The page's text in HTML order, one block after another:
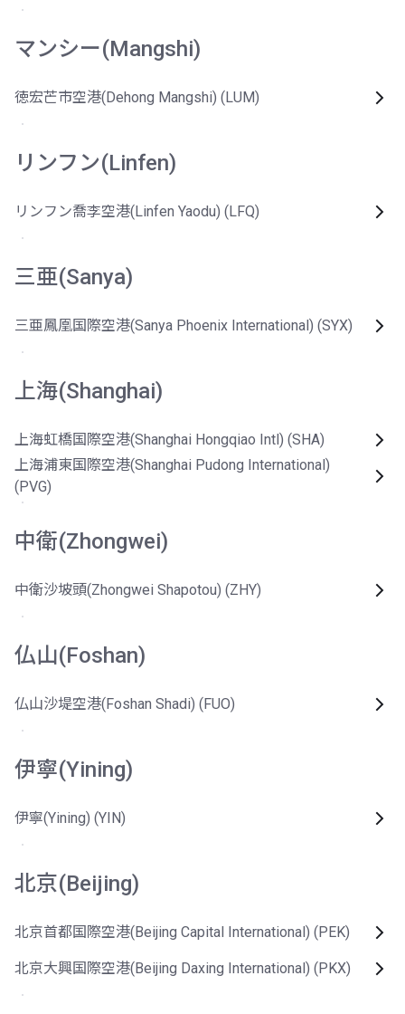
マンシー(Mangshi)
徳宏芒市空港(Dehong Mangshi) (LUM)
リンフン(Linfen)
リンフン喬李空港(Linfen Yaodu) (LFQ)
三亜(Sanya)
三亜鳳凰国際空港(Sanya Phoenix International) (SYX)
上海(Shanghai)
上海虹橋国際空港(Shanghai Hongqiao Intl) (SHA)
上海浦東国際空港(Shanghai Pudong International)
(PVG)
中衛(Zhongwei)
中衛沙坡頭(Zhongwei Shapotou) (ZHY)
仏山(Foshan)
仏山沙堤空港(Foshan Shadi) (FUO)
伊寧(Yining)
伊寧(Yining) (YIN)
北京(Beijing)
北京首都国際空港(Beijing Capital International) (PEK)
北京大興国際空港(Beijing Daxing International) (PKX)